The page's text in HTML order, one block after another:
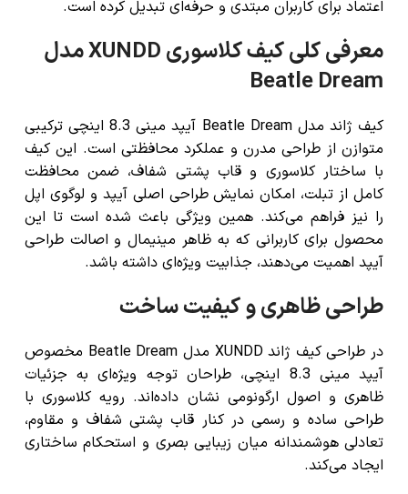
اعتماد برای کاربران مبتدی و حرفه‌ای تبدیل کرده است.
معرفی کلی کیف کلاسوری XUNDD مدل
Beatle Dream
کیف ژاند مدل Beatle Dream آیپد مینی 8.3 اینچی ترکیبی
متوازن از طراحی مدرن و عملکرد محافظتی است. این کیف
با ساختار کلاسوری و قاب پشتی شفاف، ضمن محافظت
کامل از تبلت، امکان نمایش طراحی اصلی آیپد و لوگوی اپل
را نیز فراهم می‌کند. همین ویژگی باعث شده است تا این
محصول برای کاربرانی که به ظاهر مینیمال و اصالت طراحی
آیپد اهمیت می‌دهند، جذابیت ویژه‌ای داشته باشد.
طراحی ظاهری و کیفیت ساخت
در طراحی کیف ژاند
XUNDD مدل Beatle Dream مخصوص
آیپد مینی 8.3 اینچی
، طراحان توجه ویژه‌ای به جزئیات
ظاهری و اصول ارگونومی نشان داده‌اند. رویه کلاسوری با
طراحی ساده و رسمیدر کنار قاب پشتی شفاف و مقاوم،
تعادلی هوشمندانه میان زیبایی بصری و استحکام ساختاری
ایجاد می‌کند.